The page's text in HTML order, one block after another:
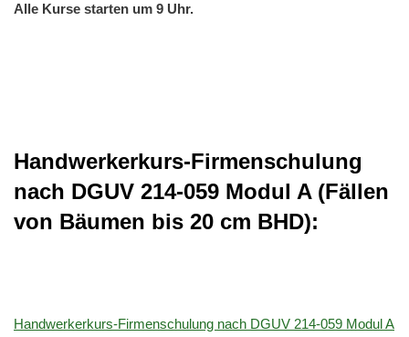
Alle Kurse starten um 9 Uhr.
Handwerkerkurs-Firmenschulung
nach DGUV 214-059 Modul A (Fällen
von Bäumen bis 20 cm BHD):
Handwerkerkurs-Firmenschulung nach DGUV 214-059 Modul A